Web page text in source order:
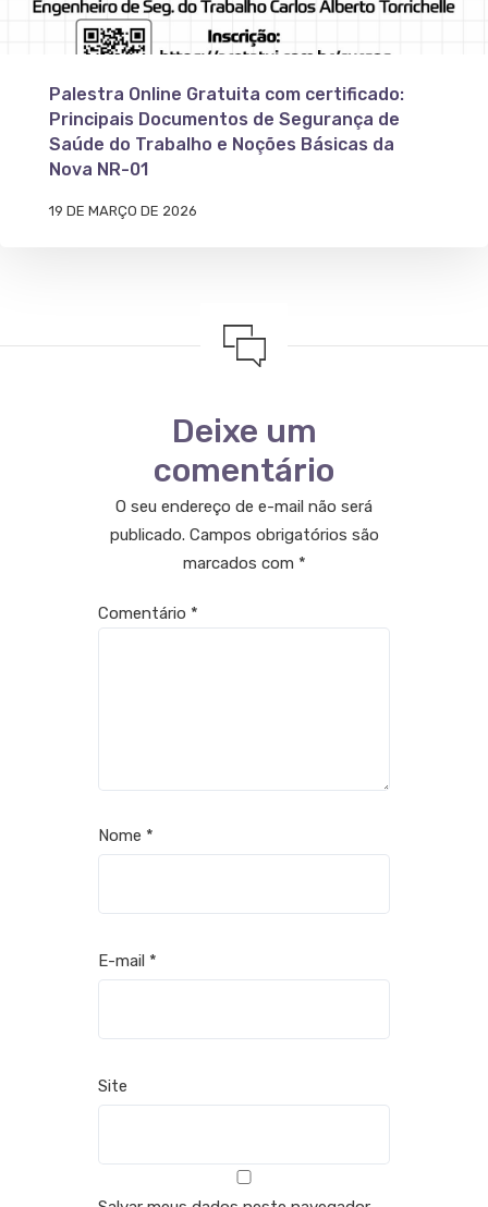
Palestra Online Gratuita com certificado:
Principais Documentos de Segurança de
Saúde do Trabalho e Noções Básicas da
Nova NR-01
19 DE MARÇO DE 2026
Deixe um
comentário
O seu endereço de e-mail não será
publicado. Campos obrigatórios são
marcados com *
Comentário *
Nome *
E-mail *
Site